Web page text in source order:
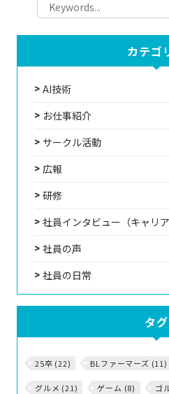
カテゴ
AI技術
お仕事紹介
サークル活動
広報
研修
社員インタビュー（キャリア
社員の声
社員の日常
タグ
25卒 (22) BLファーマーズ (11)
グルメ (21) ゲーム (8) ゴ